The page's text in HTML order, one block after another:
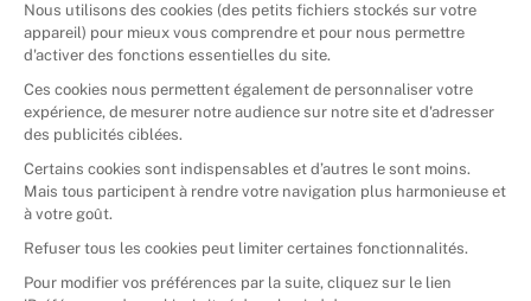
🇮🇹Italie
Donner vos livres